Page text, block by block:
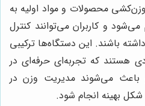
محصولات و مواد اولیه به
و کاربران می‌توانند کنترل
باشند. این دستگاه‌ها ترکیبی
هستند که تجربه‌ای حرفه‌ای در
و باعث می‌شوند مدیریت وزن در
بهینه انجام شود.